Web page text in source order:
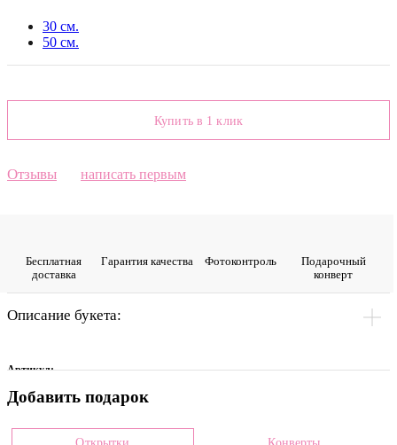
30 см.
50 см.
Купить в 1 клик
Отзывы написать первым
Бесплатная
доставка
Гарантия качества Фото­контроль
Подарочный
конверт
Описание букета:
Артикул:
0010172
Цвет
Добавить подарок